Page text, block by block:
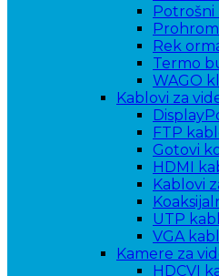
Potrošni
Rek
Termo
WAGO
Kablovi za
FTP
Gotovi
HDMI
Kablovi
UTP
VGA
Kamere za
HDCVI